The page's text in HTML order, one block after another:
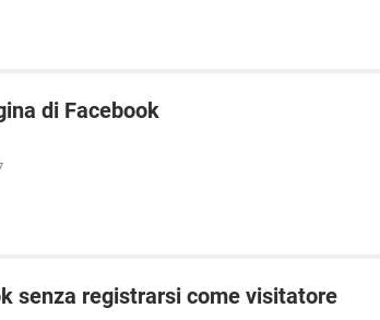
di Facebook
senza registrarsi come visitatore